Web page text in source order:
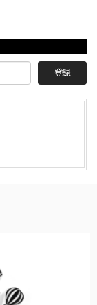
登録